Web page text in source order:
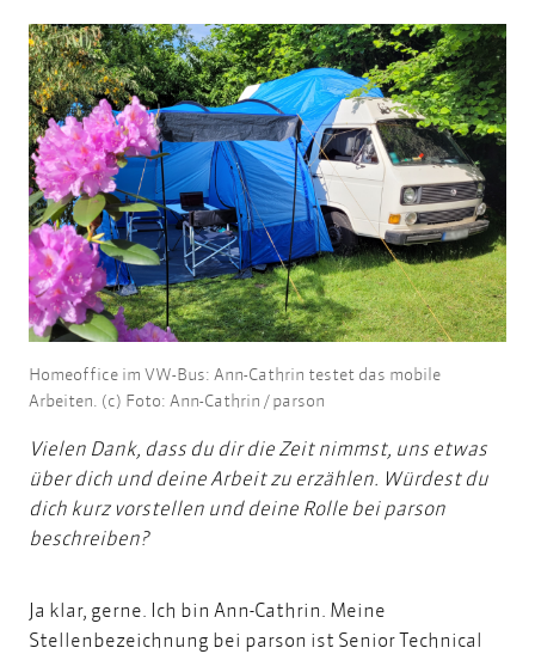
Homeoffice im VW-Bus: Ann-Cathrin testet das mobile
Arbeiten. (c) Foto: Ann-Cathrin / parson
Vielen Dank, dass du dir die Zeit nimmst, uns etwas
über dich und deine Arbeit zu erzählen. Würdest du
dich kurz vorstellen und deine Rolle bei parson
beschreiben?
Ja klar, gerne. Ich bin Ann-Cathrin. Meine
Stellenbezeichnung bei parson ist Senior Technical